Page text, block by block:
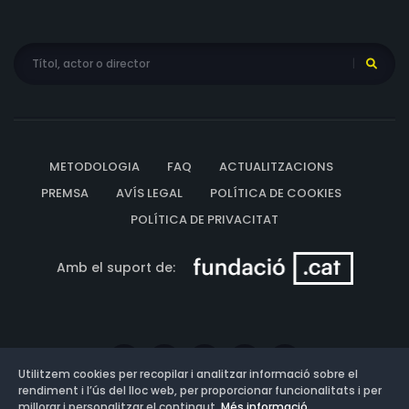
METODOLOGIA FAQ
ACTUALITZACIONS
PREMSA
AVÍS LEGAL
POLÍTICA DE COOKIES
POLÍTICA DE PRIVACITAT
Amb el suport de:
Utilitzem cookies per recopilar i analitzar informació sobre el
rendiment i l’ús del lloc web, per proporcionar funcionalitats i per